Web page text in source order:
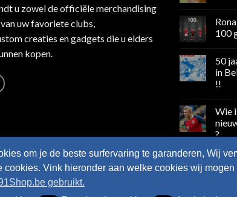
u zowel de officiële merchandising
uw favoriete clubs,
creaties en gadgets die u elders
kopen.
op
Volgend
media
in
League
100
op
eerste
dan
100
goals
voor
zijn
scoort
50
in
!!
op
50
jaar
geleden
nog
eens
in
Wie
?
Wie
created byHappyWebsites
om je de beste surfervaring te garanderen, Wij
cookies. Vink hieronder aan welke cookies wij
gebruikt.